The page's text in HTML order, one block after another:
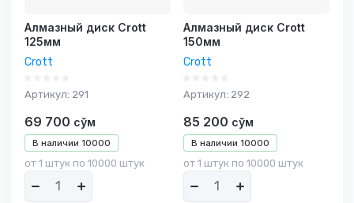
Алмазный диск Crott
125мм
Crott
Артикул: 291
В наличии 10000
69 700 сўм
от 1 штук по 10000 штук
Алмазный диск Crott
150мм
Crott
Артикул: 292
В наличии 10000
85 200 сўм
от 1 штук по 10000 штук